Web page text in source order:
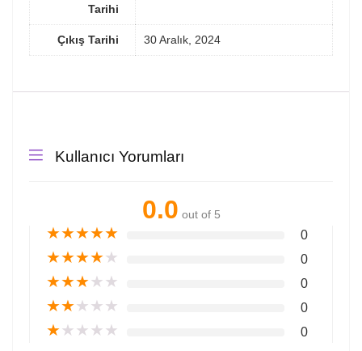
Tarihi
Çıkış Tarihi 30 Aralık, 2024
Kullanıcı Yorumları
0.0 out of 5
★★★★★ 0
★★★★★ 0
★★★★★ 0
★★★★★ 0
★★★★★ 0